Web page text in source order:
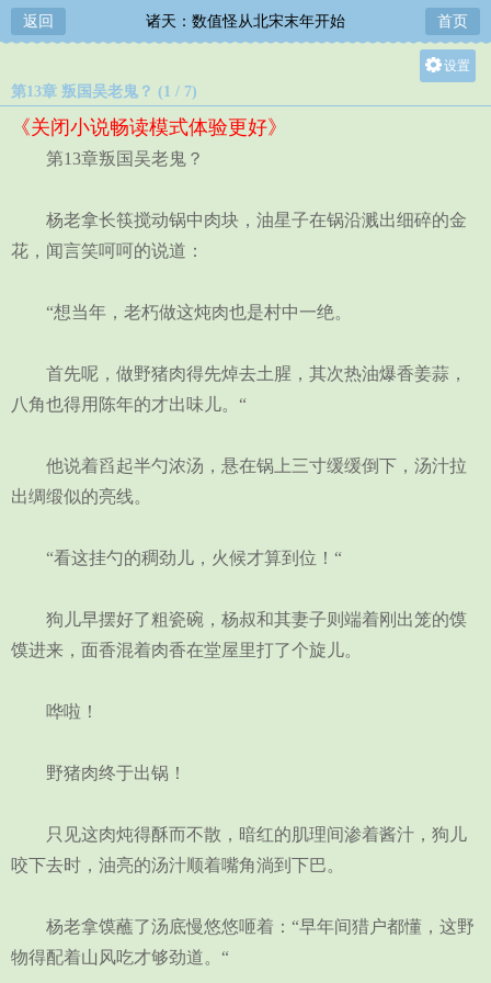
返回 诸天：数值怪从北宋末年开始 首页
设置
第13章 叛国吴老鬼？ (1 / 7)
《关闭小说畅读模式体验更好》
第13章叛国吴老鬼？
杨老拿长筷搅动锅中肉块，油星子在锅沿溅出细碎的金
花，闻言笑呵呵的说道：
“想当年，老朽做这炖肉也是村中一绝。
首先呢，做野猪肉得先焯去土腥，其次热油爆香姜蒜，
八角也得用陈年的才出味儿。“
他说着舀起半勺浓汤，悬在锅上三寸缓缓倒下，汤汁拉
出绸缎似的亮线。
“看这挂勺的稠劲儿，火候才算到位！“
狗儿早摆好了粗瓷碗，杨叔和其妻子则端着刚出笼的馍
馍进来，面香混着肉香在堂屋里打了个旋儿。
哗啦！
野猪肉终于出锅！
只见这肉炖得酥而不散，暗红的肌理间渗着酱汁，狗儿
咬下去时，油亮的汤汁顺着嘴角淌到下巴。
杨老拿馍蘸了汤底慢悠悠咂着：“早年间猎户都懂，这野
物得配着山风吃才够劲道。“